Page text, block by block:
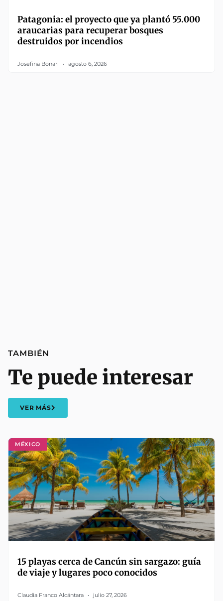
Patagonia: el proyecto que ya plantó 55.000
araucarias para recuperar bosques
destruidos por incendios
Josefina Bonari agosto 6, 2026
MÉXICO
15 playas cerca de Cancún sin sargazo: guía
de viaje y lugares poco conocidos
Claudia Franco Alcántara julio 27, 2026
TAMBIÉN
Te puede interesar
VER MÁS